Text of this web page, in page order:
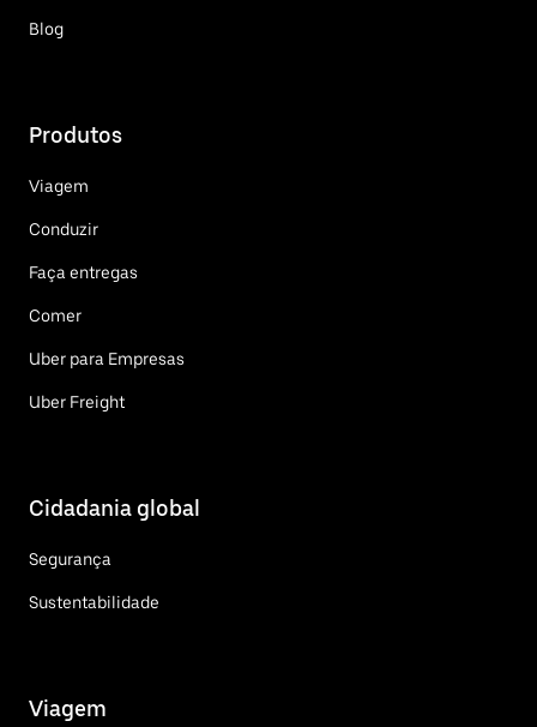
Blog
Produtos
Viagem
Conduzir
Faça entregas
Comer
Uber para Empresas
Uber Freight
Cidadania global
Segurança
Sustentabilidade
Viagem